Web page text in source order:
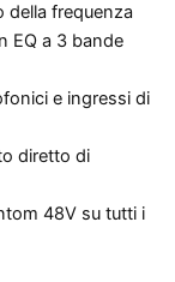
della frequenza
EQ a 3 bande
e ingressi di
diretto di
48V su tutti i